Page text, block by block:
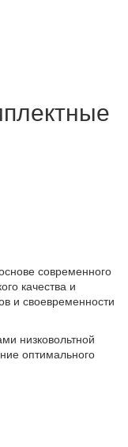
современного
качества и
и своевременности
низковольтной
оптимального